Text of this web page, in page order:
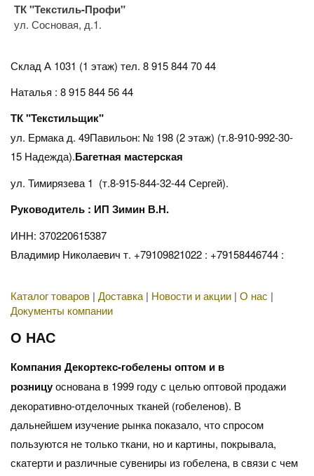
ТК "Текстиль-Профи"
ул. Сосновая, д.1.
Склад А 1031 (1 этаж) тел. 8 915 844 70 44
Наталья : 8 915 844 56 44
ТК "Текстильщик"
ул. Ермака д. 49Павильон: № 198 (2 этаж) (т.8-910-992-30-
15 Надежда).Багетная мастерская
ул. Тимирязева 1 (т.8-915-844-32-44 Сергей).
Руководитель : ИП Зимин В.Н.
ИНН: 370220615387
Владимир Николаевич т. +79109821022 : +79158446744 :
Каталог товаров | Доставка | Новости и акции | О нас |
Документы компании
О НАС
Компания Декортекс-гобелены оптом и в
розницуоснована в 1999 году с целью оптовой продажи
декоративно-отделочных тканей (гобеленов). В
дальнейшем изучение рынка показало, что спросом
пользуются не только ткани, но и картины, покрывала,
скатерти и различные сувениры из гобелена, в связи с чем